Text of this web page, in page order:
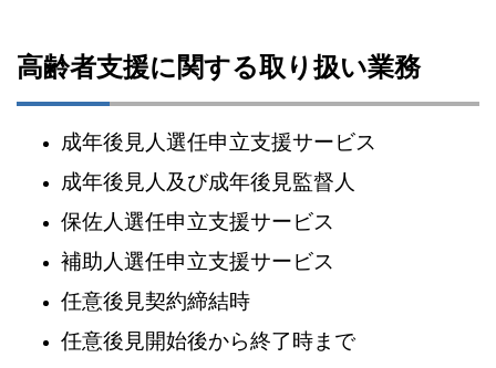
高齢者支援に関する取り扱い業務
成年後見人選任申立支援サービス
成年後見人及び成年後見監督人
保佐人選任申立支援サービス
補助人選任申立支援サービス
任意後見契約締結時
任意後見開始後から終了時まで